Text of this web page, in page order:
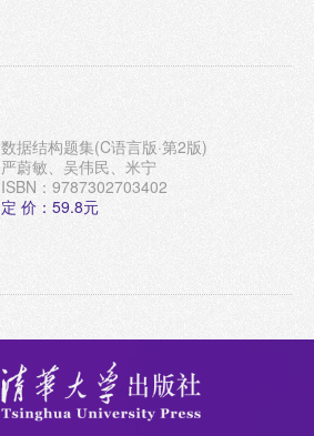
数据结构题集(C语言版·第2版)
严蔚敏、吴伟民、米宁
ISBN：9787302703402
定 价：59.8元